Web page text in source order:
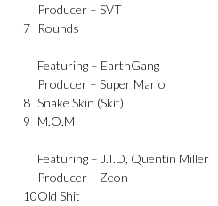
Producer –SVT
7 Rounds
Featuring – EarthGang
Producer –Super Mario
8 Snake Skin (Skit)
9 M.O.M
Featuring – J.I.D, Quentin Miller
Producer – Zeon
10Old Shit